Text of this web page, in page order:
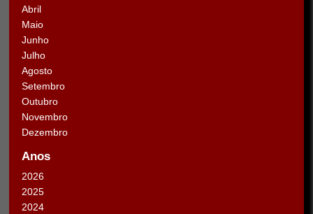
Abril
Maio
Junho
Julho
Agosto
Setembro
Outubro
Novembro
Dezembro
Anos
2026
2025
2024